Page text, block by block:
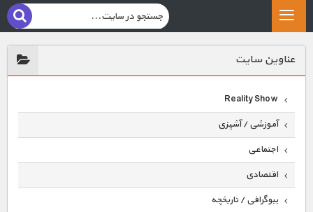
عناوين سايت
Reality Show
آموزشی / آشپزی
اجتماعی
اقتصادی
بیوگرافی / تاریخچه